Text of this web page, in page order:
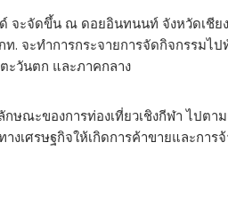
จะจัดขึ้น ณ ดอยอินทนนท์ จังหวัดเชีย
. จะทำการกระจายการจัดกิจกรรมไ
ะวันตก และภาคกลาง
ณะของการท่องเที่ยวเชิงกีฬา ไปตา
เศรษฐกิจให้เกิดการค้าขายและการจ้